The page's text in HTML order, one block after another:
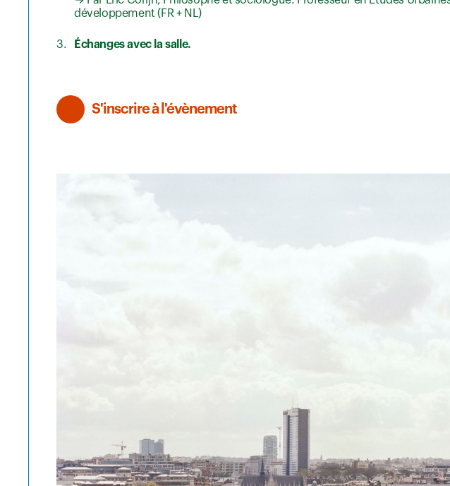
développement (FR + NL)
Échanges avec la salle.
S'inscrire à l'évènement